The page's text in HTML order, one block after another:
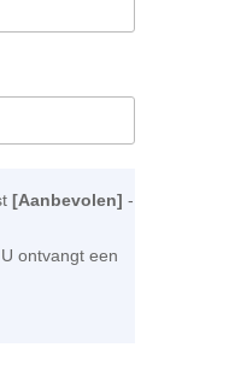
[Aanbevolen] -
ontvangt een